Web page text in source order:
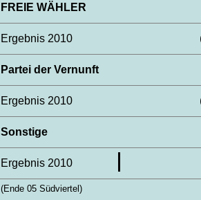
FREIE WÄHLER
Ergebnis 2010
Partei der Vernunft
Ergebnis 2010
Sonstige
Ergebnis 2010
(Ende 05 Südviertel)